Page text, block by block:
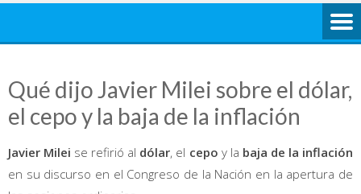
Qué dijo Javier Milei sobre el dólar,
el cepo y la baja de la inflación
Javier Milei se refirió al dólar, el cepo y la baja de la inflación
en su discurso en el Congreso de la Nación en la apertura de